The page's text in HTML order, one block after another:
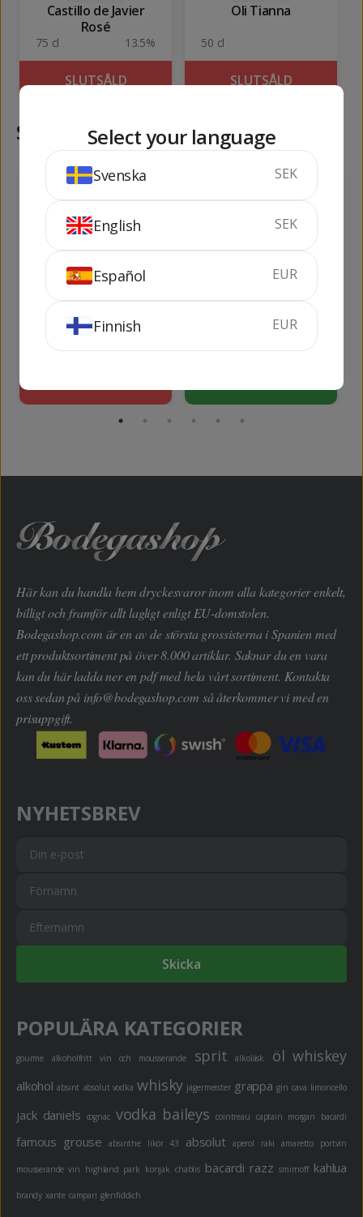
Castillo de Javier
Rosé
75 cl 13.5%
SLUTSÅLD
Oli Tianna
50 cl
SLUTSÅLD
Samma kategori
54kr
Homenaje Rosé
75 cl 13%
kr
Cinzano Pro-Spritz
75 cl 11.5%
Här kan du handla hem dryckesvaror inom alla kategorier enkelt,
billigt och framför allt lagligt enligt EU-domstolen.
Bodegashop.com är en av de största grossisterna i Spanien med
ett produktsortiment på över 8.000 artiklar. Saknar du en vara
kan du här ladda ner en pdf med hela vårt sortiment. Kontakta
oss sedan på info@bodegashop.com så återkommer vi med en
prisuppgift.
NYHETSBREV
Skicka
POPULÄRA KATEGORIER
gourme alkoholfritt vin och mousserande sprit alkoläsk öl whiskey
alkohol absint absolut vodka whisky jägermeister grappa gin cava limoncello
jack daniels cognac vodka baileys cointreau captain morgan bacardi
famous grouse absinthe likör 43 absolut aperol raki amaretto portvin
mousserande vin highland park konjak chablis bacardi razz smirnoff kahlua
brandy xante campari glenfiddich
Select your language
Svenska SEK
English SEK
Español EUR
Finnish EUR